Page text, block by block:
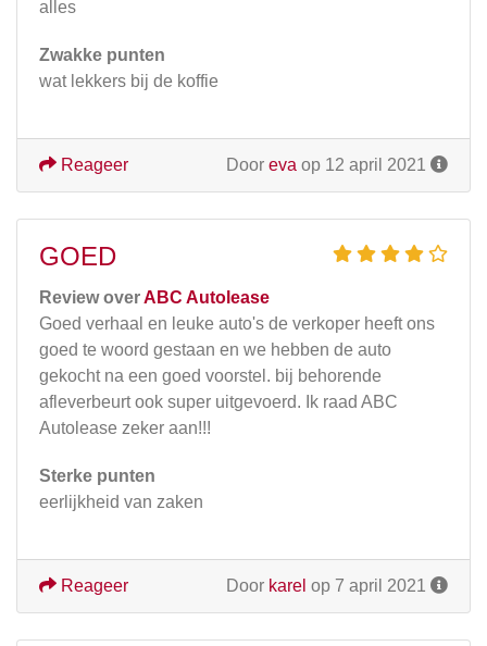
alles
Zwakke punten
wat lekkers bij de koffie
Door eva op 12 april 2021
Reageer
GOED
Review overABC Autolease
Goed verhaal en leuke auto's de verkoper heeft ons
goed te woord gestaan en we hebben de auto
gekocht na een goed voorstel. bij behorende
afleverbeurt ook super uitgevoerd. Ik raad ABC
Autolease zeker aan!!!
Sterke punten
eerlijkheid van zaken
Door karel op 7 april 2021
Reageer